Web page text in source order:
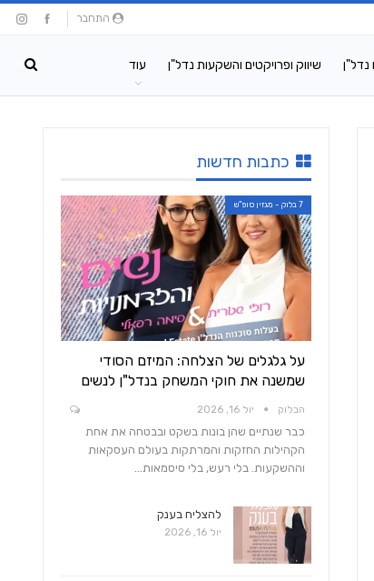
התחבר
שיווק ופרויקטים והשקעות נדל"ן עוד
כתבות חדשות
7 בלוק - מגזין סופ"ש
על גלגלים של הצלחה: המיזם הסודי
שמשנה את חוקי המשחק בנדל"ן לנשים
הבלוק יול 16, 2026
כבר שנתיים שהן בונות בשקט ובבטחה את אחת
הקהילות החזקות והמרתקות בעולם העסקאות
וההשקעות. בלי רעש, בלי סיסמאות…
להצליח בענק
יול 16, 2026